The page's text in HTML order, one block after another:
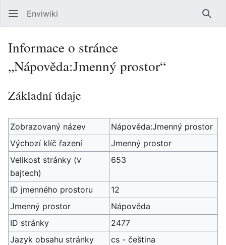
Enviwiki
Informace o stránce
„Nápověda:Jmenný prostor“
Základní údaje
Zobrazovaný název
Nápověda:Jmenný prostor
Výchozí klíč řazení
Jmenný prostor
Velikost stránky (v
bajtech)
653
ID jmenného prostoru
12
Jmenný prostor
Nápověda
ID stránky
2477
Jazyk obsahu stránky
cs - čeština